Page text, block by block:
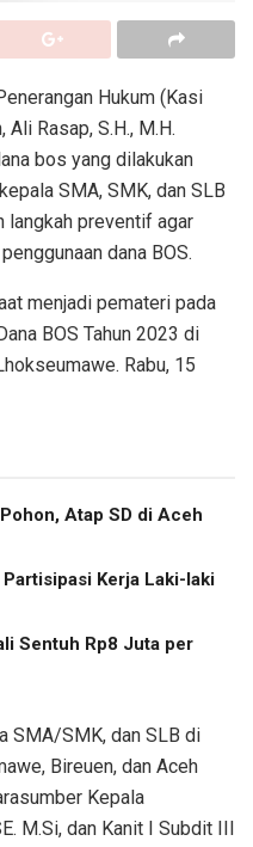
Hukum (Kasi
Rasap, S.H., M.H.
bos yang dilakukan
SMA, SMK, dan SLB
langkah preventif agar
dana BOS.
menjadi pemateri pada
BOS Tahun 2023 di
Rabu, 15
Atap SD di Aceh
Kerja Laki-laki
Sentuh Rp8 Juta per
SMA/SMK, dan SLB di
Bireuen, dan Aceh
Kepala
M.Si, dan Kanit I Subdit III